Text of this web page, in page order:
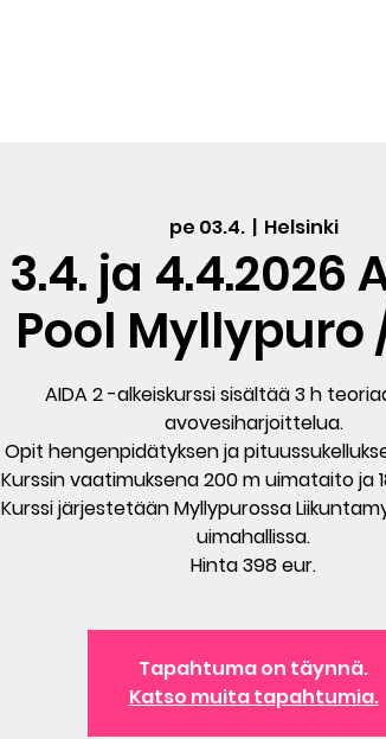
pe 03.4.
  |
Helsinki
3.4. ja 4.4.2026
Pool Myllypuro
AIDA 2 -alkeiskurssi sisältää 3 h
avovesiharjoittelua.
Opit hengenpidätyksen ja
Kurssin vaatimuksena 200 m uimataito ja
Kurssi järjestetään Myllypurossa
uimahallissa.
Hinta 398 eur.
Tapahtuma on täynnä.
Katso muita tapahtumia.